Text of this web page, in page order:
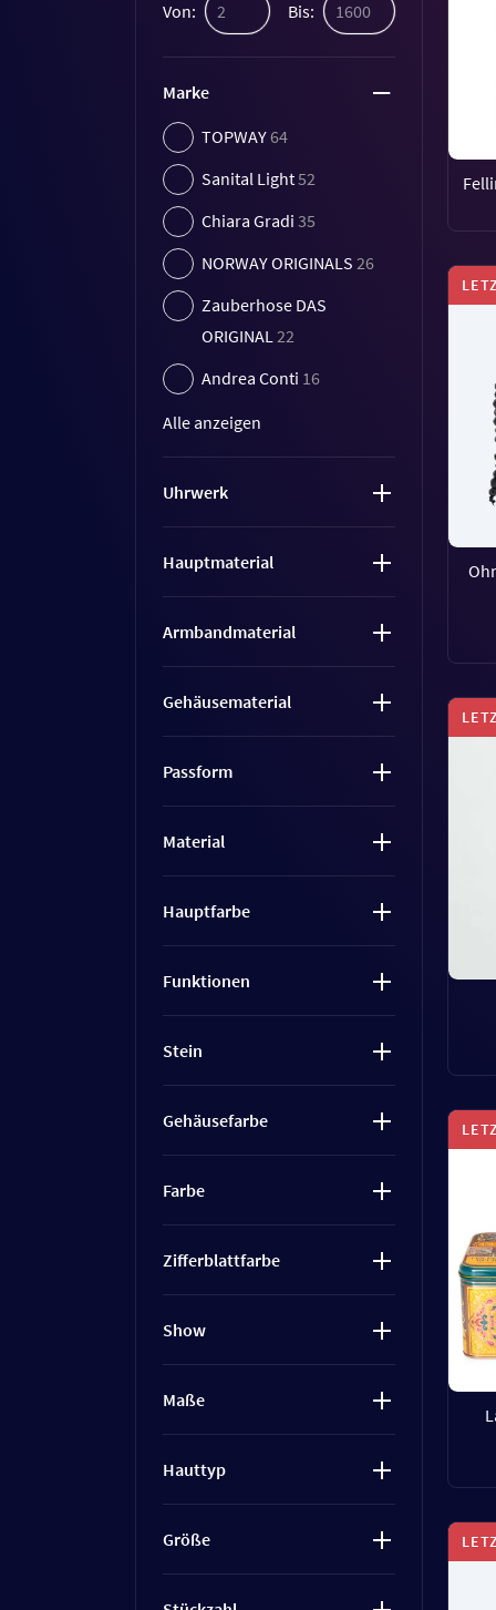
Von: Bis:
Marke
TOPWAY64
Sanital Light52
Chiara Gradi 35
NORWAY ORIGINALS 26
Zauberhose DAS
ORIGINAL22
Andrea Conti 16
Alle anzeigen
Uhrwerk
Hauptmaterial
Armbandmaterial
Gehäusematerial
Passform
Material
Hauptfarbe
Funktionen
Stein
Gehäusefarbe
Farbe
Zifferblattfarbe
Show
Maße
Hauttyp
Größe